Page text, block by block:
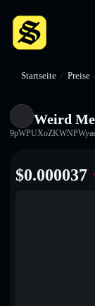
Startseite / Preise
Weird
$0.000037